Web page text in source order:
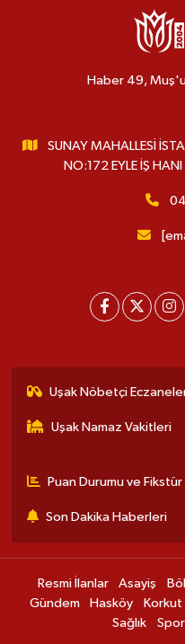
Haber 49,
SUNAY MAHALLESİ
NO:172 EYLE İŞ
Uşak Nöbetçi
Uşak Namaz Vakitleri
Puan Durumu ve Fikstür
Son Dakika Haberleri
Resmi İlanlar Asayiş
Gündem
Hasköy Korkut
Sağlık
Spor